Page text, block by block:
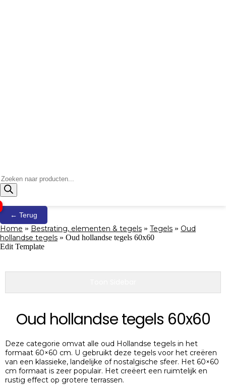
Producten
zoeken
← Terug
Home » Bestrating, elementen & tegels » Tegels » Oud
hollandse tegels » Oud hollandse tegels 60x60
Edit Template
Oud hollandse tegels 60x60
Deze categorie omvat alle oud Hollandse tegels in het
formaat 60×60 cm. U gebruikt deze tegels voor het creëren
van een klassieke, landelijke of nostalgische sfeer. Het 60×60
cm formaat is zeer populair. Het creëert een ruimtelijk en
rustig effect op grotere terrassen.